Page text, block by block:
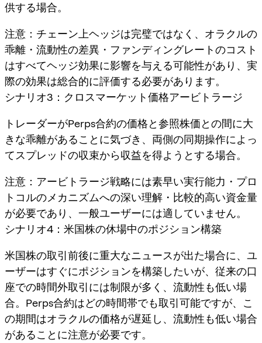
供する場合。
注意：チェーン上ヘッジは完璧ではなく、オラクルの
乖離・流動性の差異・ファンディングレートのコスト
はすべてヘッジ効果に影響を与える可能性があり、実
際の効果は総合的に評価する必要があります。
シナリオ3：クロスマーケット価格アービトラージ
トレーダーがPerps合約の価格と参照株価との間に大
きな乖離があることに気づき、両側の同期操作によっ
てスプレッドの収束から収益を得ようとする場合。
注意：アービトラージ戦略には素早い実行能力・プロ
トコルのメカニズムへの深い理解・比較的高い資金量
が必要であり、一般ユーザーには適していません。
シナリオ4：米国株の休場中のポジション構築
米国株の取引前後に重大なニュースが出た場合に、ユ
ーザーはすぐにポジションを構築したいが、従来の口
座での時間外取引には制限が多く、流動性も低い場
合。Perps合約はどの時間帯でも取引可能ですが、こ
の期間はオラクルの価格が遅延し、流動性も低い場合
があることに注意が必要です。